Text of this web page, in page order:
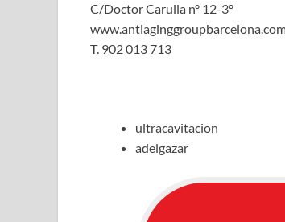
C/Doctor Carulla nº 12-3º
T. 902 013 713
ultracavitacion
adelgazar